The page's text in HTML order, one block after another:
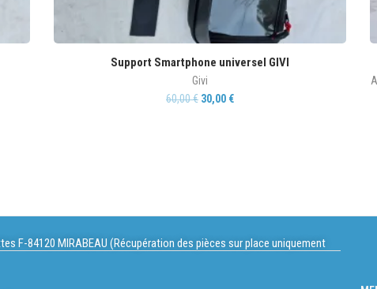
Support Smartphone universel GIVI
Givi
60,00€ 30,00 €
F-84120 MIRABEAU (Récupération des pièces sur place uniquement